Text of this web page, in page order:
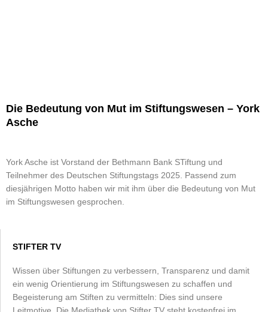
Die Bedeutung von Mut im Stiftungswesen – York
Asche
York Asche ist Vorstand der Bethmann Bank STiftung und
Teilnehmer des Deutschen Stiftungstags 2025. Passend zum
diesjährigen Motto haben wir mit ihm über die Bedeutung von Mut
im Stiftungswesen gesprochen.
STIFTER TV
Wissen über Stiftungen zu verbessern, Transparenz und damit
ein wenig Orientierung im Stiftungswesen zu schaffen und
Begeisterung am Stiften zu vermitteln: Dies sind unsere